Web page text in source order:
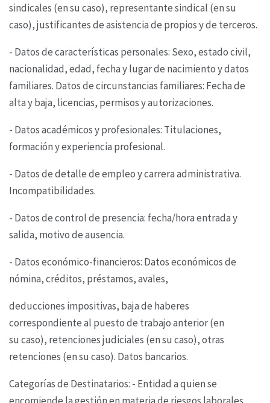
sindicales (en su caso), representante sindical (en su
caso), justificantes deasistencia de propios y de terceros.
- Datos de características personales: Sexo, estado civil,
nacionalidad, edad, fecha y lugar de nacimiento y datos
familiares. Datos de circunstancias familiares: Fecha de
alta y baja, licencias, permisos y autorizaciones.
- Datos académicos y profesionales: Titulaciones,
formación y experiencia profesional.
- Datos de detalle de empleo y carrera administrativa.
Incompatibilidades.
- Datos de control de presencia: fecha/hora entrada y
salida, motivo de ausencia.
- Datos económico-financieros: Datos económicos de
nómina, créditos, préstamos, avales,
deducciones impositivas, baja de haberes
correspondiente al puesto de trabajo anterior (en
su caso), retenciones judiciales (en su caso), otras
retenciones (en su caso). Datos bancarios.
Categorías de Destinatarios: - Entidad a quien se